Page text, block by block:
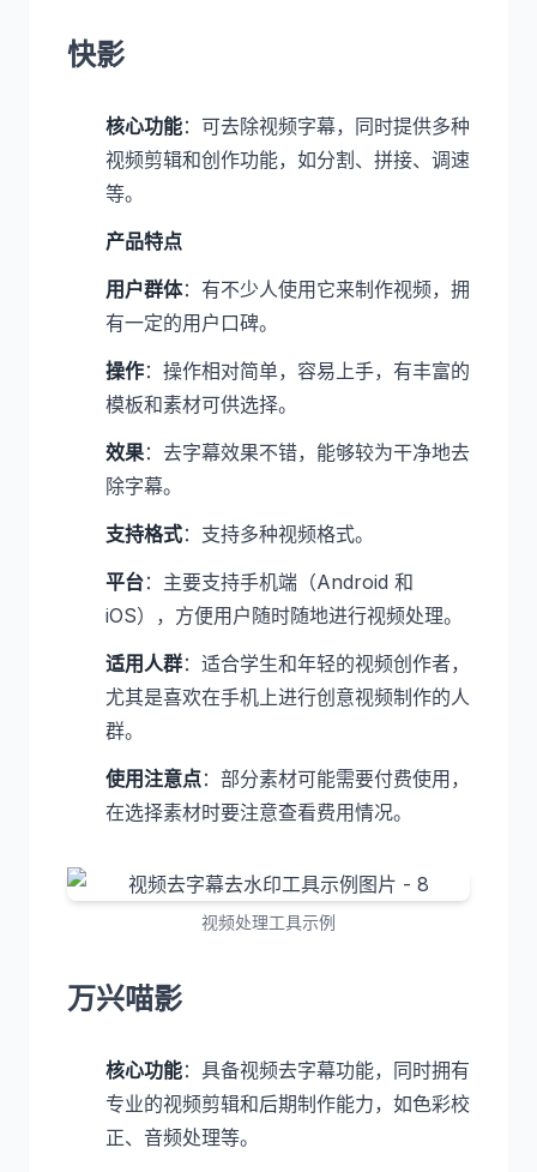
快影
核心功能：可去除视频字幕，同时提供多种
视频剪辑和创作功能，如分割、拼接、调速
等。
产品特点
用户群体：有不少人使用它来制作视频，拥
有一定的用户口碑。
操作：操作相对简单，容易上手，有丰富的
模板和素材可供选择。
效果：去字幕效果不错，能够较为干净地去
除字幕。
支持格式：支持多种视频格式。
平台：主要支持手机端（Android 和
iOS），方便用户随时随地进行视频处理。
适用人群：适合学生和年轻的视频创作者，
尤其是喜欢在手机上进行创意视频制作的人
群。
使用注意点：部分素材可能需要付费使用，
在选择素材时要注意查看费用情况。
视频处理工具示例
万兴喵影
核心功能：具备视频去字幕功能，同时拥有
专业的视频剪辑和后期制作能力，如色彩校
正、音频处理等。